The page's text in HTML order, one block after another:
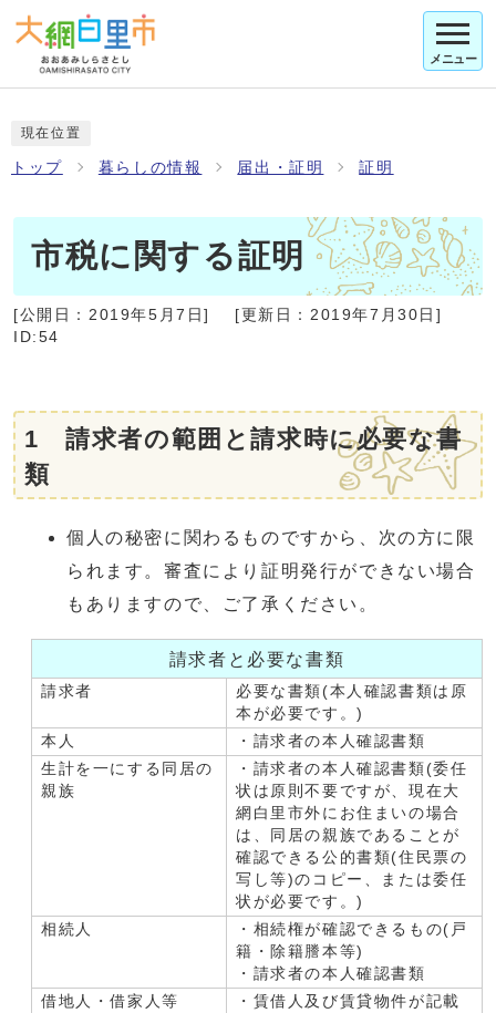
メニュー
現在位置
トップ 暮らしの情報 届出・証明 証明
市税に関する証明
[公開日： 2019年5月7日] [更新日： 2019年7月30日]
ID:54
1 請求者の範囲と請求時に必要な書
類
個人の秘密に関わるものですから、次の方に限
られます。審査により証明発行ができない場合
もありますので、ご了承ください。
請求者と必要な書類
請求者
必要な書類(本人確認書類は原
本が必要です。)
本人
・請求者の本人確認書類
生計を一にする同居の
親族
・請求者の本人確認書類(委任
状は原則不要ですが、現在大
網白里市外にお住まいの場合
は、同居の親族であることが
確認できる公的書類(住民票の
写し等)のコピー、または委任
状が必要です。)
相続人
・相続権が確認できるもの(戸
籍・除籍謄本等)
・請求者の本人確認書類
借地人・借家人等
・賃借人及び賃貸物件が記載